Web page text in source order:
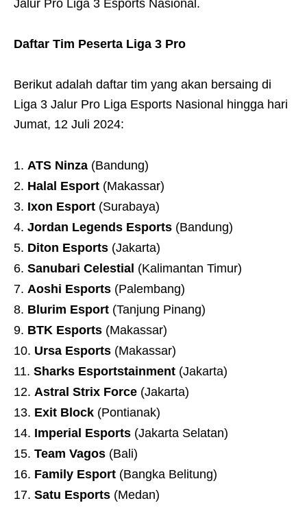
Jalur Pro Liga 3 Esports Nasional.
Daftar Tim Peserta Liga 3 Pro
Berikut adalah daftar tim yang akan bersaing di
Liga 3 Jalur Pro Liga Esports Nasional hingga hari
Jumat, 12 Juli 2024:
ATS Ninza (Bandung)
Halal Esport (Makassar)
Ixon Esport (Surabaya)
Jordan Legends Esports (Bandung)
Diton Esports (Jakarta)
Sanubari Celestial (Kalimantan Timur)
Aoshi Esports (Palembang)
Blurim Esport (Tanjung Pinang)
BTK Esports (Makassar)
Ursa Esports (Makassar)
Sharks Esportstainment (Jakarta)
Astral Strix Force (Jakarta)
Exit Block (Pontianak)
Imperial Esports (Jakarta Selatan)
Team Vagos (Bali)
Family Esport (Bangka Belitung)
Satu Esports (Medan)